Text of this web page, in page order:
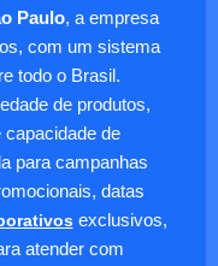
Paulo, a empresa
com um sistema
todo o Brasil.
de produtos,
capacidade de
para campanhas
datas
exclusivos,
atender com